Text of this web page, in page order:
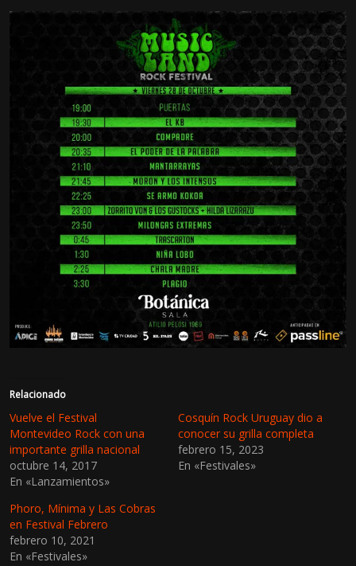
Relacionado
Vuelve el Festival
Montevideo Rock con una
importante grilla nacional
octubre 14, 2017
En «Lanzamientos»
Cosquín Rock Uruguay dio a
conocer su grilla completa
febrero 15, 2023
En «Festivales»
Phoro, Mínima y Las Cobras
en Festival Febrero
febrero 10, 2021
En «Festivales»